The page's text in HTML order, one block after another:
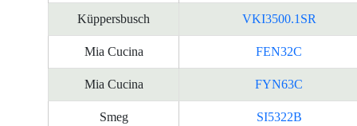
Küppersbusch VKI3500.1SR
Mia Cucina FEN32C
Mia Cucina FYN63C
Smeg SI5322B